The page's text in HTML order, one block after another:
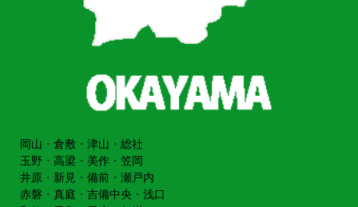
岡山 ・ 倉敷 ・ 津山 ・ 総社
玉野 ・ 高梁 ・ 美作 ・ 笠岡
井原 ・ 新見 ・ 備前 ・ 瀬戸内
赤磐 ・ 真庭 ・ 吉備中央 ・ 浅口